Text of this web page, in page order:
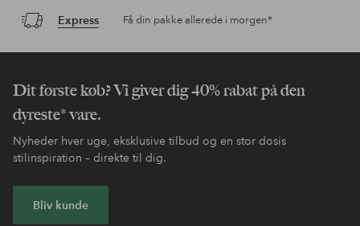
Express Få din pakke allerede i morgen*
Dit første køb? Vi giver dig 40% rabat på den
dyreste* vare.
Nyheder hver uge, eksklusive tilbud og en stor dosis
stilinspiration – direkte til dig.
Bliv kunde